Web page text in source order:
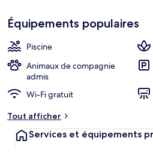
cœur
Équipements populaires
Piscine
Animaux de compagnie
admis
Wi-Fi gratuit
Tout afficher
Services et équipements